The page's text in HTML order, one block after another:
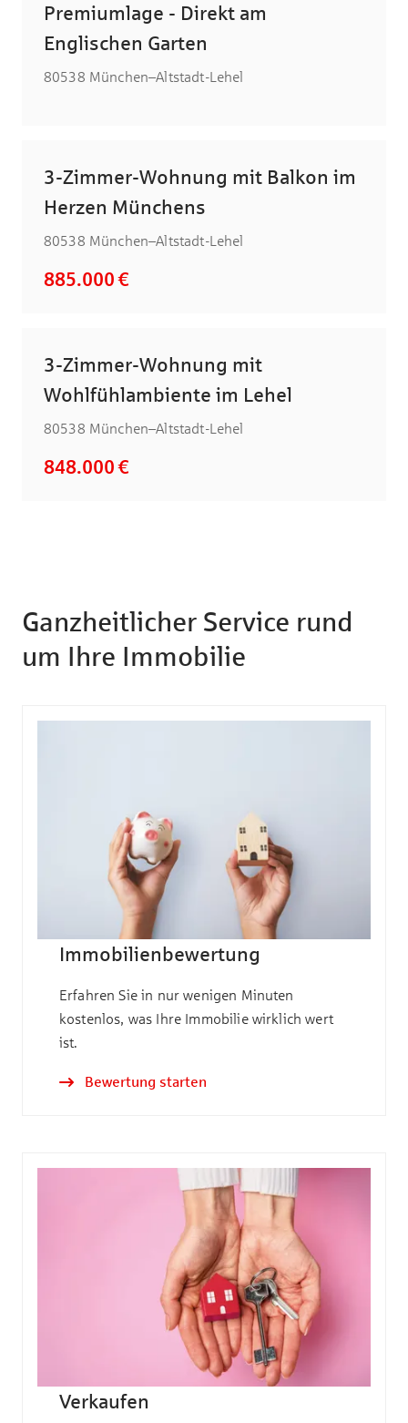
Premiumlage - Direkt am
Englischen Garten
80538 München–Altstadt-Lehel
3-Zimmer-Wohnung mit Balkon im
Herzen Münchens
80538 München–Altstadt-Lehel
885.000 €
3-Zimmer-Wohnung mit
Wohlfühlambiente im Lehel
80538 München–Altstadt-Lehel
848.000 €
Ganzheitlicher Service rund
um Ihre Immobilie
Immobilienbewertung
Erfahren Sie in nur wenigen Minuten
kostenlos, was Ihre Immobilie wirklich wert
ist.
Bewertung starten
Verkaufen